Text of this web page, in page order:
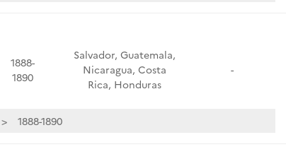
1888-
1890
Salvador, Guatemala,
Nicaragua, Costa
Rica, Honduras
-
1888-1890